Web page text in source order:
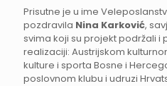
Prisutne je u ime
pozdravila Nina Karković,
svima koji su projekt podržali i
realizaciji: Austrijskom
kulture i sporta Bosne i
poslovnom klubu i udruzi